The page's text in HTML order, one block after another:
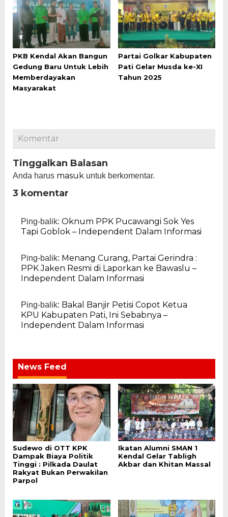
PKB Kendal Akan Bangun
Gedung Baru Untuk Lebih
Memberdayakan
Masyarakat
Partai Golkar Kabupaten
Pati Gelar Musda ke-XI
Tahun 2025
Komentar
Tinggalkan Balasan
Anda harus masuk untuk berkomentar.
3 komentar
Ping-balik: Oknum PPK Pucawangi Sok Yes
Tapi Goblok – Independent Dalam Informasi
Ping-balik: Menang Curang, Partai Gerindra :
PPK Jaken Resmi di Laporkan ke Bawaslu –
Independent Dalam Informasi
Ping-balik: Bakal Banjir Petisi Copot Ketua
KPU Kabupaten Pati, Ini Sebabnya –
Independent Dalam Informasi
News Feed
Sudewo di OTT KPK
Dampak Biaya Politik
Tinggi : Pilkada Daulat
Rakyat Bukan Perwakilan
Parpol
Ikatan Alumni SMAN 1
Kendal Gelar Tabligh
Akbar dan Khitan Massal